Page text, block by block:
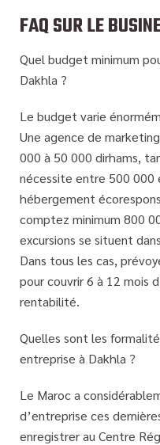
FAQ SUR LE
Quel budget minimum
Dakhla ?
Le budget varie
Une agence de
000 à 50 000 dirhams,
nécessite entre 500 000
hébergement
comptez minimum 800
excursions se situent
Dans tous les cas,
pour couvrir 6 à 12 mois
rentabilité.
Quelles sont les
entreprise à Dakhla ?
Le Maroc a
d’entreprise ces
enregistrer au Centre